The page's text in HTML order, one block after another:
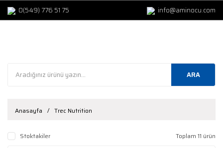
0(549) 776 51 75 info@aminocu.com
ARA
Anasayfa Trec Nutrition
Stoktakiler Toplam 11 ürün